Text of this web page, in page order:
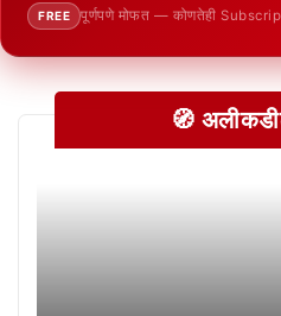
FREE पूर्णपणे मोफत — कोणतेही
🧭